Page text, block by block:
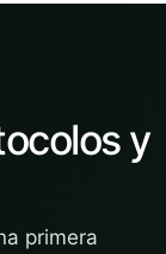
y
primera